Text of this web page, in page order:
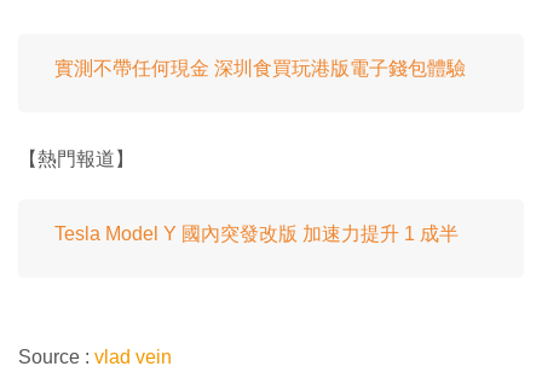
實測不帶任何現金 深圳食買玩港版電子錢包體驗
【熱門報道】
Tesla Model Y 國內突發改版 加速力提升 1 成半
Source : vlad vein